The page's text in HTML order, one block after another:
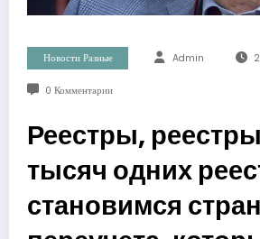
Новости Разные Admin
0 Комментарии
Реестры,
тысяч одних
становимся